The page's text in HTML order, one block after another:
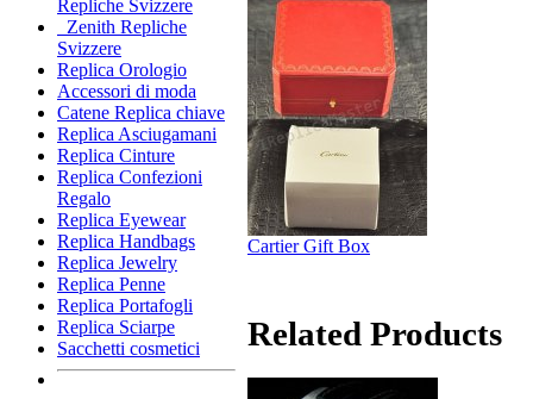
Repliche Svizzere
Zenith Repliche
Svizzere
Replica Orologio
Accessori di moda
Catene Replica chiave
Replica Asciugamani
Replica Cinture
Replica Confezioni
Regalo
Replica Eyewear
Replica Handbags
Replica Jewelry
Replica Penne
Replica Portafogli
Replica Sciarpe
Sacchetti cosmetici
Cartier Gift Box
Related Products